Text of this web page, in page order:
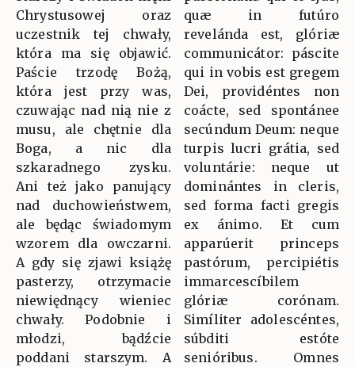
Chrystusowej oraz
uczestnik tej chwały,
która ma się objawić.
Paście trzodę Bożą,
która jest przy was,
czuwając nad nią nie z
musu, ale chętnie dla
Boga, a nic dla
szkaradnego zysku.
Ani też jako panujący
nad duchowieństwem,
ale będąc świadomym
wzorem dla owczarni.
A gdy się zjawi książę
pasterzy, otrzymacie
niewiędnący wieniec
chwały. Podobnie i
młodzi, bądźcie
poddani starszym. A
quæ in futúro
revelánda est, glóriæ
communicátor: páscite
qui in vobis est gregem
Dei, providéntes non
coácte, sed spontánee
secúndum Deum: neque
turpis lucri grátia, sed
voluntárie: neque ut
dominántes in cleris,
sed forma facti gregis
ex ánimo. Et cum
apparúerit princeps
pastórum, percipiétis
immarcescíbilem
glóriæ corónam.
Simíliter adolescéntes,
súbditi estóte
senióribus. Omnes